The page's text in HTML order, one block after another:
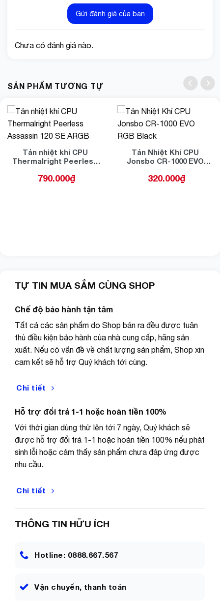
Gửi đánh giá của bạn
Chưa có đánh giá nào.
SẢN PHẨM TƯƠNG TỰ
Tản nhiệt khí CPU
Thermalright Peerless
790.000₫
Tản Nhiệt Khí CPU
Jonsbo CR-1000 EVO
320.000₫
TỰ TIN MUA SẮM CÙNG SHOP
Chế độ bảo hành tận tâm
Tất cả các sản phẩm do Shop bán ra đều được tuân
thủ điều kiện bảo hành của nhà cung cấp, hãng sản
xuất. Nếu có vấn đề về chất lượng sản phẩm, Shop xin
cam kết sẽ hỗ trợ Quý khách tới cùng.
Chi tiết
Hỗ trợ đổi trả 1-1 hoặc hoàn tiền 100%
Với thời gian dùng thử lên tới 7 ngày, Quý khách sẽ
được hỗ trợ đổi trả 1-1 hoặc hoàn tiền 100% nếu phát
sinh lỗi hoặc cảm thấy sản phẩm chưa đáp ứng được
nhu cầu.
Chi tiết
THÔNG TIN HỮU ÍCH
Hotline: 0888.667.567
Vận chuyển, thanh toán